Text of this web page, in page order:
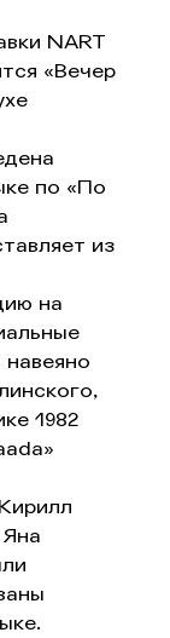
NART
«Вечер
по «По
из
на
1982
Яна